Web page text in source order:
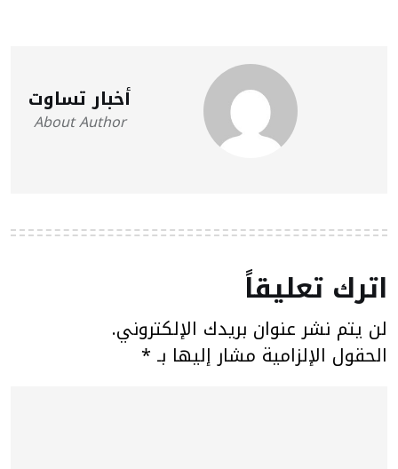
أخبار تساوت
About Author
اترك تعليقاً
لن يتم نشر عنوان بريدك الإلكتروني.
الحقول الإلزامية مشار إليها بـ *